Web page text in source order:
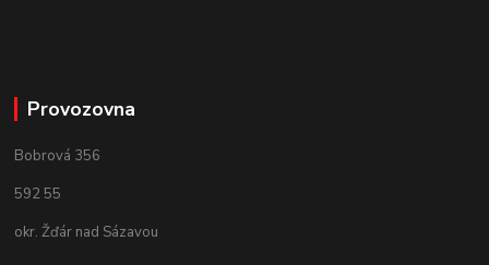
Provozovna
Bobrová 356
592 55
okr. Žďár nad Sázavou